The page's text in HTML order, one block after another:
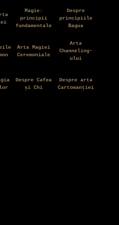
Magie:
principii
fundamentale
Despre
principiile
Bagua
Arta Magiei
Ceremoniale
Arta
Channeling-
ului
Despre Cafea
și Chi
Despre arta
Cartomanției